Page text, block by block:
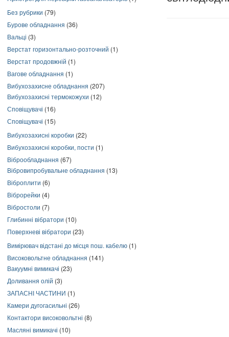
Без рубрики (79)
Бурове обладнання (36)
Вальці (3)
Верстат горизонтально-розточний (1)
Верстат продовжній (1)
Вагове обладнання (1)
Вибухозахисне обладнання (207)
Вибухозахисні термокожухи (12)
Сповіщувачі (16)
Сповіщувачі (15)
Вибухозахисні коробки (22)
Вибухозахисні коробки, пости (1)
Віброобладнання (67)
Вібровипробувальне обладнання (13)
Віброплити (6)
Віброрейки (4)
Вібростоли (7)
Глибинні вібратори (10)
Поверхневі вібратори (23)
Вимірювач відстані до місця пош. кабелю (1)
Високовольтне обладнання (141)
Вакуумні вимикачі (23)
Доливання олій (3)
ЗАПАСНІ ЧАСТИНИ (1)
Камери дугогасильні (26)
Контактори високовольтні (8)
Масляні вимикачі (10)